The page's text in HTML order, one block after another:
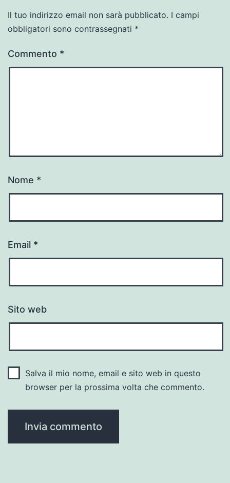
Il tuo indirizzo email non sarà pubblicato. I campi
obbligatori sono contrassegnati *
Commento *
Nome *
Email *
Sito web
Salva il mio nome, email e sito web in questo
browser per la prossima volta che commento.